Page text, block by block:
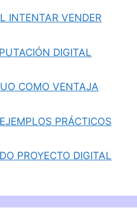
INTENTAR VENDER
DIGITAL
COMO VENTAJA
PRÁCTICOS
PROYECTO DIGITAL